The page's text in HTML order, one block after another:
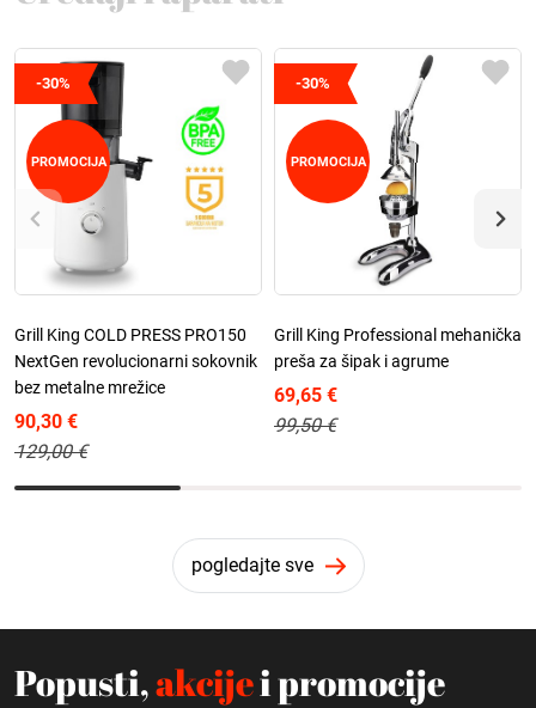
-30%
PROMOCIJA
Grill King COLD PRESS PRO150
NextGen revolucionarni sokovnik
bez metalne mrežice
90,30 €
129,00 €
-30%
PROMOCIJA
Grill King Professional mehanička
preša za šipak i agrume
69,65 €
99,50 €
pogledajte sve
Popusti,akcijei promocije